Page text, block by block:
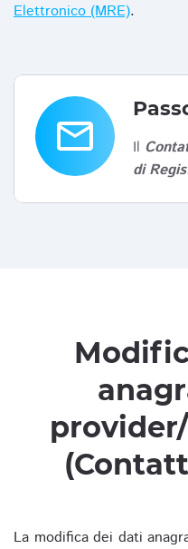
Elettronico (MRE).
email Il
di
La modifica dei dati